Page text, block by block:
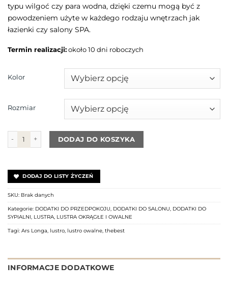
typu wilgoć czy para wodna, dzięki czemu mogą być z
powodzeniem użyte w każdego rodzaju wnętrzach jak
łazienki czy salony SPA.
Termin realizacji:około 10 dni roboczych
Kolor
Rozmiar
ilość Lustro SCANDIDODAJ DO KOSZYKA
DODAJ DO LISTY ŻYCZEŃ
SKU: Brak danych
Kategorie: DODATKI DO PRZEDPOKOJU, DODATKI DO SALONU, DODATKI DO
SYPIALNI, LUSTRA, LUSTRA OKRĄGŁE I OWALNE
Tagi: Ars Longa, lustro, lustro owalne, thebest
INFORMACJE DODATKOWE